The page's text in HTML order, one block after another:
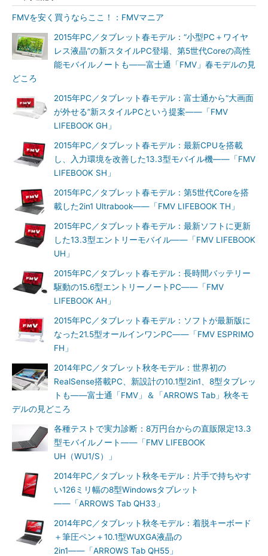
FMVを安く買うならここ！：FMVマニア
2015年PC／タブレット春モデル：“小型PC＋ワイヤ
レス液晶”の新スタイルPC登場、第5世代Coreの高性
能モバイルノートも――富士通「FMV」春モデルの見
どころ
2015年PC／タブレット春モデル：富士通から“大画面
が外せる”新スタイルPCという提案――「FMV
LIFEBOOK GH」
2015年PC／タブレット春モデル：最新CPUを搭載
し、入力環境を改善した13.3型モバイル機――「FMV
LIFEBOOK SH」
2015年PC／タブレット春モデル：第5世代Coreを搭
載した2in1 Ultrabook――「FMV LIFEBOOK TH」
2015年PC／タブレット春モデル：最新ソフトに更新
した13.3型エントリーモバイル――「FMV LIFEBOOK
UH」
2015年PC／タブレット春モデル：長時間バッテリー
駆動の15.6型エントリーノートPC――「FMV
LIFEBOOK AH」
2015年PC／タブレット春モデル：ソフトが最新版に
なった21.5型オールインワンPC――「FMV ESPRIMO
FH」
2014年PC／タブレット秋冬モデル：世界初の
RealSense搭載PC、新設計の10.1型2in1、8型タブレッ
トも――富士通「FMV」＆「ARROWS Tab」秋冬モ
デルの見どころ
各種テストで実力診断：8万円台からの直販限定13.3
型モバイルノート――「FMV LIFEBOOK
UH（WU1/S）」
2014年PC／タブレット秋冬モデル：片手で持ちやす
い126ミリ幅の8型Windowsタブレット
――「ARROWS Tab QH33」
2014年PC／タブレット秋冬モデル：着脱キーボード
＋筆圧ペン＋10.1型WUXGA液晶の
2in1――「ARROWS Tab QH55」